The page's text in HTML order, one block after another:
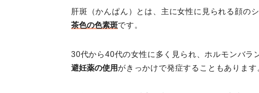
肝斑（かんぱん）とは、主に女性に見られる顔の
茶色の色素斑です。
30代から40代の女性に多く見られ、ホルモンバラ
避妊薬の使用 がきっかけで発症することもあります